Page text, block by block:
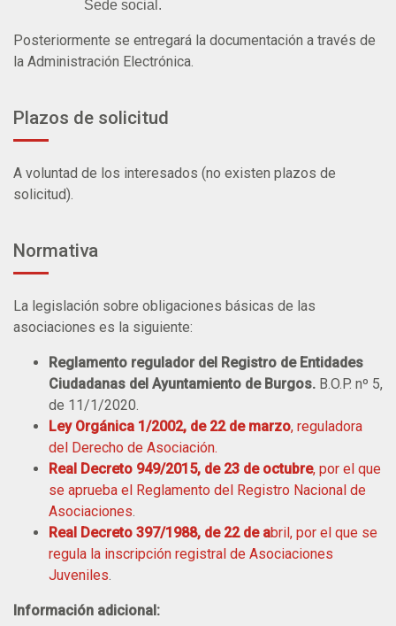
Sede social.
Posteriormente se entregará la documentación a través de
la Administración Electrónica.
Plazos de solicitud
A voluntad de los interesados (no existen plazos de
solicitud).
Normativa
La legislación sobre obligaciones básicas de las
asociaciones es la siguiente:
Reglamento regulador del Registro de Entidades
Ciudadanas del Ayuntamiento de Burgos. B.O.P. nº 5,
de 11/1/2020.
Ley Orgánica 1/2002, de 22 de marzo, reguladora
del Derecho de Asociación.
Real Decreto 949/2015, de 23 de octubre, por el que
se aprueba el Reglamento del Registro Nacional de
Asociaciones
Real Decreto 397/1988, de 22 de abril, por el que se
regula la inscripción registral de Asociaciones
Juveniles
Información adicional: